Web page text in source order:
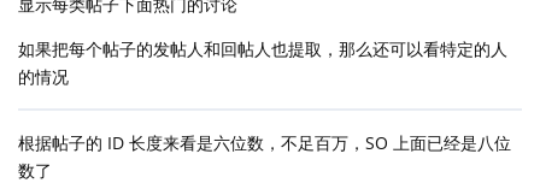
如果把每个帖子的发帖人和回帖人也提取，那么还可以看特定的人
的情况
根据帖子的 ID 长度来看是六位数，不足百万，SO 上面已经是八位
数了